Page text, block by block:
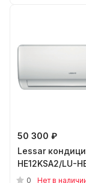
50 300 ₽
Lessar
HE12KSA2/LU-
0 Нет в